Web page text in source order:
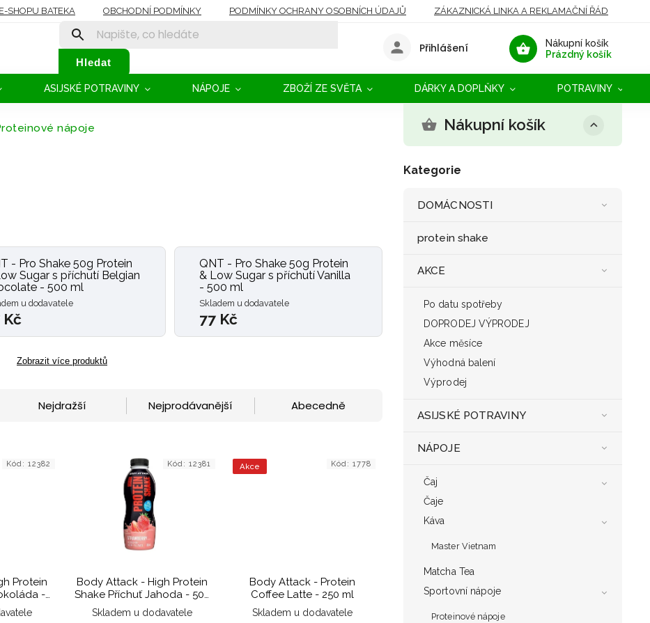
SHOPU BATEKA OBCHODNÍ PODMÍNKY PODMÍNKY OCHRANY OSOBNÍCH ÚDAJŮ ZÁKAZNICKÁ LINKA A REKLAMAČNÍ ŘÁD
Hledat
Nákupní košík
Prázdný košík
Přihlášení
ASIJSKÉ POTRAVINY NÁPOJE ZBOŽÍ ZE SVĚTA DÁRKY A DOPLŇKY POTRAVINY
nápoje Nákupní košík
Kategorie
DOMÁCNOSTI
protein shake
AKCE
Po datu spotřeby
DOPRODEJ VÝPRODEJ
Akce měsíce
Výhodná balení
Výprodej
ASIJSKÉ POTRAVINY
NÁPOJE
Čaj
Čaje
Káva
Master Vietnam
Matcha Tea
Sportovní nápoje
Proteinové nápoje
- Pro Shake 50g Protein
Sugar s příchutí Belgian
- 500 ml
u dodavatele
Kč
QNT - Pro Shake 50g Protein
& Low Sugar s příchutí Vanilla
- 500 ml
Skladem u dodavatele
77 Kč
Zobrazit více produktů
Nejdražší Nejprodávanější Abecedně
Protein
-
Kód: 12382
Body Attack - High Protein
Shake Příchuť Jahoda - 500
ml
Skladem u dodavatele
Kód: 12381 Akce
Body Attack - Protein
Coffee Latte - 250 ml
Skladem u dodavatele
Kód: 1778